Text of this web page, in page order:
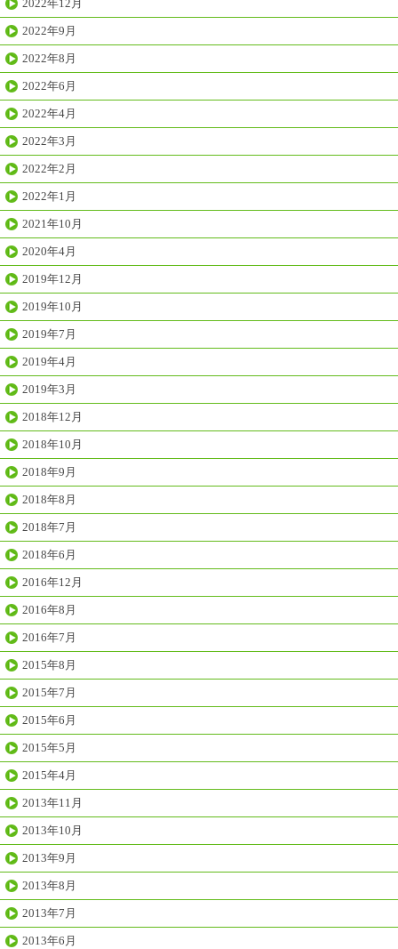
2022年12月
2022年9月
2022年8月
2022年6月
2022年4月
2022年3月
2022年2月
2022年1月
2021年10月
2020年4月
2019年12月
2019年10月
2019年7月
2019年4月
2019年3月
2018年12月
2018年10月
2018年9月
2018年8月
2018年7月
2018年6月
2016年12月
2016年8月
2016年7月
2015年8月
2015年7月
2015年6月
2015年5月
2015年4月
2013年11月
2013年10月
2013年9月
2013年8月
2013年7月
2013年6月